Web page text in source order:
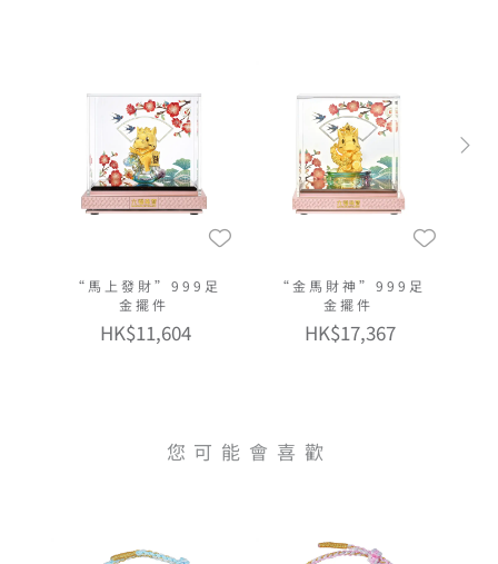
“馬上發財”999足
金擺件
HK$11,604
“金馬財神”999足
金擺件
HK$17,367
您可能會喜歡